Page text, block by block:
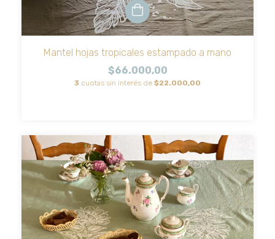
Mantel hojas tropicales estampado a mano
$66.000,00
3 cuotas sin interés de $22.000,00